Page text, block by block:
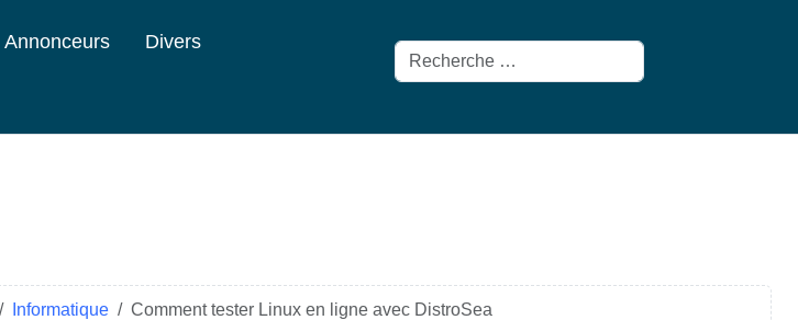
Annonceurs Divers
Rechercher
Informatique Comment tester Linux en ligne avec DistroSea